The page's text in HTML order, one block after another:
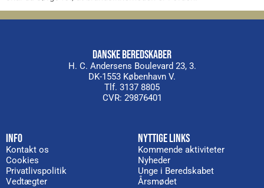
DANSKE BEREDSKABER
H. C. Andersens Boulevard 23, 3.
DK-1553 København V.
Tlf. 3137 8805
CVR: 29876401
INFO
Kontakt os
Cookies
Privatlivspolitik
Vedtægter
NYTTIGE LINKS
Kommende aktiviteter
Nyheder
Unge i Beredskabet
Årsmødet